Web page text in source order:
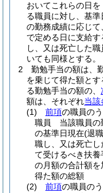
おいてこれらの日
る職員に対し、基
の勤務成績に応じて
で定める日に支給す
し、又は死亡した職
いても同様とする。
2
勤勉手当の額は、
を乗じて得た額とす
る勤勉手当の額の、
額は、それぞれ当該
(1)
前項の職員の
職員 当該職員の
の基準日現在(退
職し、又は死亡し
て受けるべき扶
の月額の合計額
得た額の総額
(2)
前項の職員の